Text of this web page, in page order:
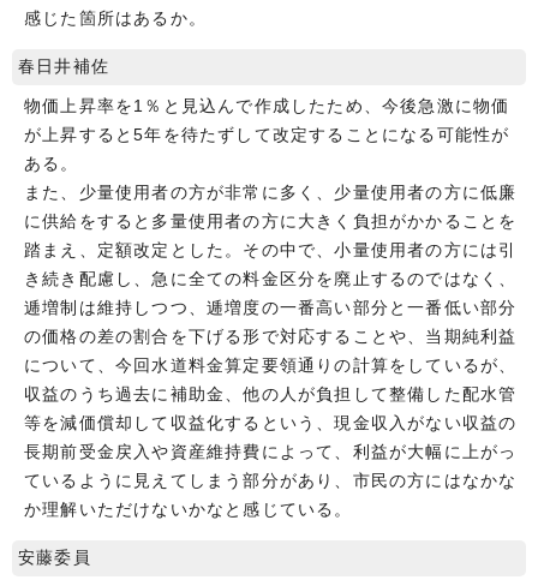
感じた箇所はあるか。
春日井補佐
物価上昇率を1％と見込んで作成したため、今後急激に物価
が上昇すると5年を待たずして改定することになる可能性が
ある。
また、少量使用者の方が非常に多く、少量使用者の方に低廉
に供給をすると多量使用者の方に大きく負担がかかることを
踏まえ、定額改定とした。その中で、小量使用者の方には引
き続き配慮し、急に全ての料金区分を廃止するのではなく、
逓増制は維持しつつ、逓増度の一番高い部分と一番低い部分
の価格の差の割合を下げる形で対応することや、当期純利益
について、今回水道料金算定要領通りの計算をしているが、
収益のうち過去に補助金、他の人が負担して整備した配水管
等を減価償却して収益化するという、現金収入がない収益の
長期前受金戻入や資産維持費によって、利益が大幅に上がっ
ているように見えてしまう部分があり、市民の方にはなかな
か理解いただけないかなと感じている。
安藤委員